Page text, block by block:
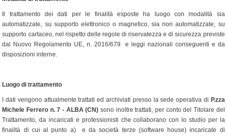
Il trattamento dei dati per le finalità esposte ha luogo con modalità sia
automatizzate, su supporto elettronico o magnetico, sia non automatizzate, su
supporto cartaceo, nel rispetto delle regole di riservatezza e di sicurezza previste
dal Nuovo Regolamento UE, n. 2016/679 e leggi nazionali conseguenti e da
disposizioni interne.
Luogo di trattamento
I dati vengono attualmente trattati ed archiviati presso la sede operativa di P.zza
Michele Ferrero n. 7 - ALBA (CN) sono inoltre trattati, per conto del Titolare del
Trattamento, da incaricati e professionisti che collaborano con lo studio per la
finalità di cui al punto a) e da società terze (software house) incaricate di